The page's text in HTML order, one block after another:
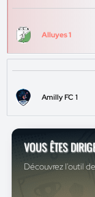
Alluyes 1
Amilly FC 1
VOUS ÊTES
Découvrez l'outil